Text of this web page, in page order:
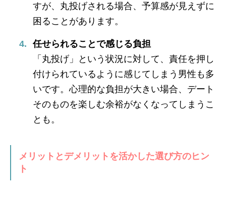
すが、丸投げされる場合、予算感が見えずに
困ることがあります。
任せられることで感じる負担
「丸投げ」という状況に対して、責任を押し
付けられているように感じてしまう男性も多
いです。心理的な負担が大きい場合、デート
そのものを楽しむ余裕がなくなってしまうこ
とも。
メリットとデメリットを活かした選び方のヒン
ト